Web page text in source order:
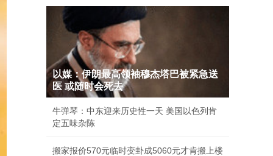
以媒：伊朗最高领袖穆杰塔巴被紧急送
医 或随时会死去
牛弹琴：中东迎来历史性一天 美国以色列肯
定五味杂陈
搬家报价570元临时变卦成5060元才肯搬上楼